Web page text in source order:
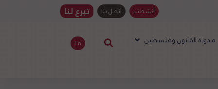
أنشطتنا اتصل بنا تبرع لنا
مدونة القانون وفلسطين En